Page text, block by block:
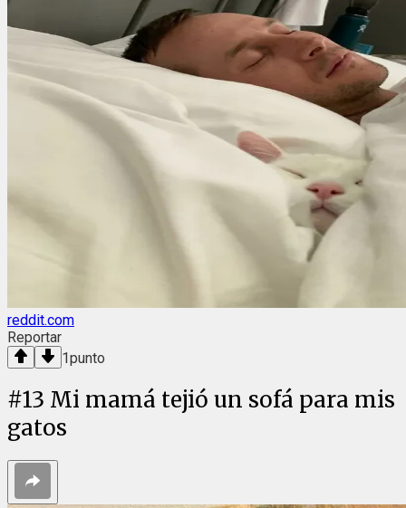
reddit.com
Reportar
1punto
#13 Mi mamá tejió un sofá para mis
gatos